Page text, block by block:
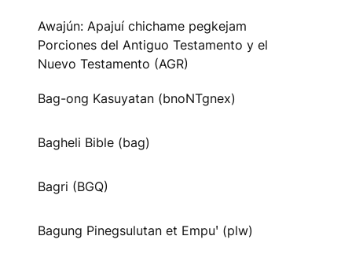
Awajún: Apajuí chichame pegkejam
Porciones del Antiguo Testamento y el
Nuevo Testamento (AGR)
Bag-ong Kasuyatan (bnoNTgnex)
Bagheli Bible (bag)
Bagri (BGQ)
Bagung Pinegsulutan et Empuꞌ (plw)